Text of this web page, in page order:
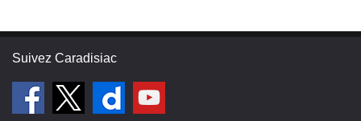
Suivez Caradisiac